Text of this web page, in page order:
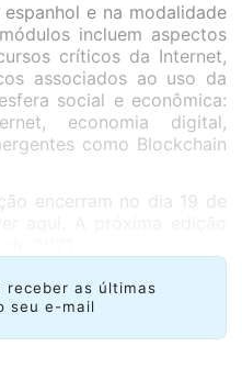
e na modalidade
incluem aspectos
críticos da Internet,
associados ao uso da
social e econômica:
economia digital,
como Blockchain
encerram no dia 19 de
receber as últimas
seu e-mail